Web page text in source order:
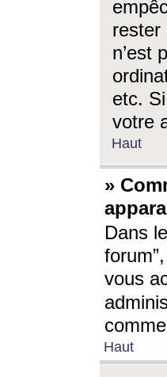
rester
n’est
etc.
votre
Haut
»
Dans
vous
Haut